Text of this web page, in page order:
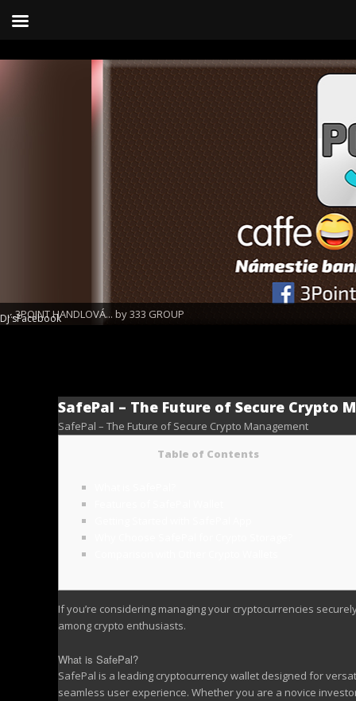
...3POINT HANDLOVÁ... by 333 GROUP
DJ´sFacebook
SafePal – The Future of Secure Crypto
SafePal – The Future of Secure Crypto Management
Table of Contents
If you’re considering managing your cryptocurrencies
among crypto enthusiasts.
What is SafePal?
SafePal is a leading cryptocurrency wallet designed for
seamless user experience. Whether you are a novice